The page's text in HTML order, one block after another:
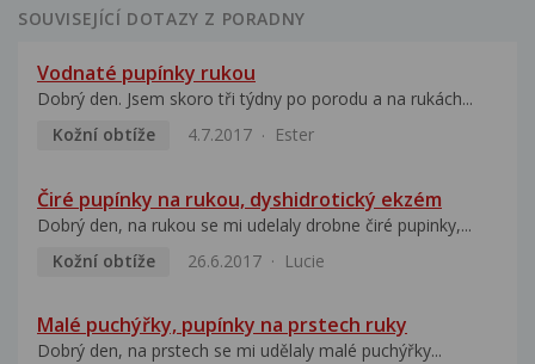
SOUVISEJÍCÍ DOTAZY Z PORADNY
Vodnaté pupínky rukou
Dobrý den. Jsem skoro tři týdny po porodu a na rukách...
Kožní obtíže
4.7.2017 Ester
Čiré pupínky na rukou, dyshidrotický ekzém
Dobrý den, na rukou se mi udelaly drobne čiré pupinky,...
Kožní obtíže
26.6.2017 Lucie
Malé puchýřky, pupínky na prstech ruky
Dobrý den, na prstech se mi udělaly malé puchýřky...